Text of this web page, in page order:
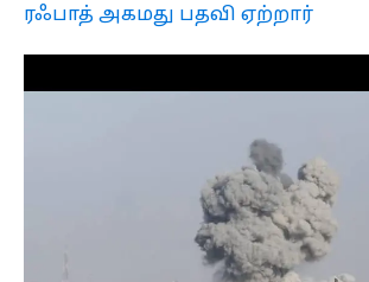
ரஃபாத் அகமது பதவி ஏற்றார்